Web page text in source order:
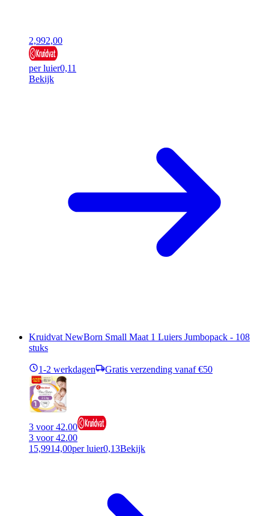
2,992,00
per luier0,11
Bekijk
Kruidvat NewBorn Small Maat 1 Luiers Jumbopack - 108
stuks
1-2 werkdagen Gratis verzending vanaf €50
3 voor 42.00
3 voor 42.00
15,9914,00per luier0,13Bekijk